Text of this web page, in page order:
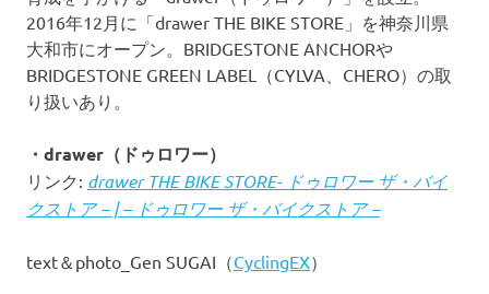
2016年12月に「drawer THE BIKE STORE」を神奈川県
大和市にオープン。BRIDGESTONE ANCHORや
BRIDGESTONE GREEN LABEL（CYLVA、CHERO）の取
り扱いあり。
・drawer（ドゥロワー）
リンク: drawer THE BIKE STORE- ドゥロワー ザ・バイ
クストア – | – ドゥロワー ザ・バイクストア –
text＆photo_Gen SUGAI（CyclingEX）